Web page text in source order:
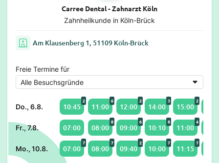
Carree Dental - Zahnarzt Köln
Zahnheilkunde in Köln-Brück
Am Klausenberg 1, 51109 Köln-Brück
Freie Termine für
Do., 6.8. 10:45
2
11:00
6
12:00
2
14:00
3
15:00
2
Fr., 7.8. 07:00 08:00
8
09:00
6
10:10
8
11:00
4
Mo., 10.8. 07:00
7
08:00
7
09:40
2
10:00
7
11:15
7